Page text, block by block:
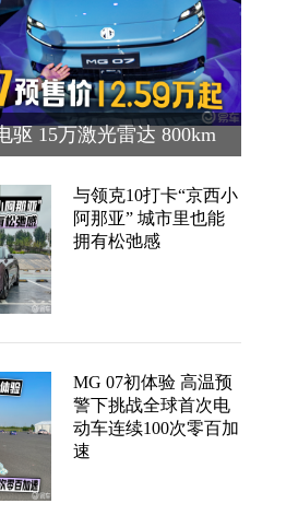
驱 15万激光雷达 800km
与领克10打卡“京西小
阿那亚” 城市里也能
拥有松弛感
MG 07初体验 高温预
警下挑战全球首次电
动车连续100次零百加
速